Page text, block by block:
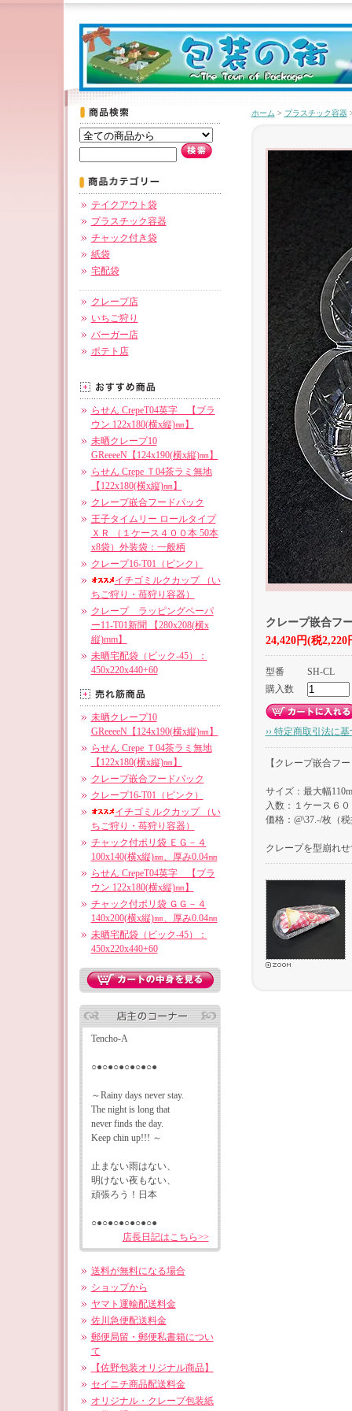
テイクアウト袋
プラスチック容器
チャック付き袋
紙袋
宅配袋
クレープ店
いちご狩り
バーガー店
ポテト店
らせん CrepeT04英字 【ブラ
ウン 122x180(横x縦)㎜】
未晒クレープ10
GReeeeN【124x190(横x縦)㎜】
らせん Crepe Ｔ04茶ラミ無地
【122x180(横x縦)㎜】
クレープ嵌合フードパック
王子タイムリー ロールタイプ
ＸＲ （１ケース４００本 50本
x8袋）外装袋：一般柄
クレープ16-T01（ピンク）
イチゴミルクカップ （い
ちご狩り・苺狩り容器）
クレープ ラッピングペーパ
ー11-T01新聞 【280x208(横x
縦)mm】
未晒宅配袋（ビック-45）：
450x220x440+60
未晒クレープ10
GReeeeN【124x190(横x縦)㎜】
らせん Crepe Ｔ04茶ラミ無地
【122x180(横x縦)㎜】
クレープ嵌合フードパック
クレープ16-T01（ピンク）
イチゴミルクカップ （い
ちご狩り・苺狩り容器）
チャック付ポリ袋 ＥＧ－４
100x140(横x縦)㎜、厚み0.04㎜
らせん CrepeT04英字 【ブラ
ウン 122x180(横x縦)㎜】
チャック付ポリ袋 ＧＧ－４
140x200(横x縦)㎜、厚み0.04㎜
未晒宅配袋（ビック-45）：
450x220x440+60
Tencho-A
○●○●○●○●○●○●
～Rainy days never stay.
The night is long that
never finds the day.
Keep chin up!!! ～
止まない雨はない、
明けない夜もない、
頑張ろう！日本
○●○●○●○●○●○●
店長日記はこちら>>
送料が無料になる場合
ショップから
ヤマト運輸配送料金
佐川急便配送料金
郵便局留・郵便私書箱につい
て
【佐野包装オリジナル商品】
セイニチ商品配送料金
オリジナル・クレープ包装紙
ホーム > プラスチック容器
クレープ嵌合フ
24,420円(税2,220
型番
SH-CL
購入数
›› 特定商取引法に
【クレープ嵌合フ
サイズ：最大幅
入数：１ケース６
価格：@\37.-/枚（
クレープを型崩れ